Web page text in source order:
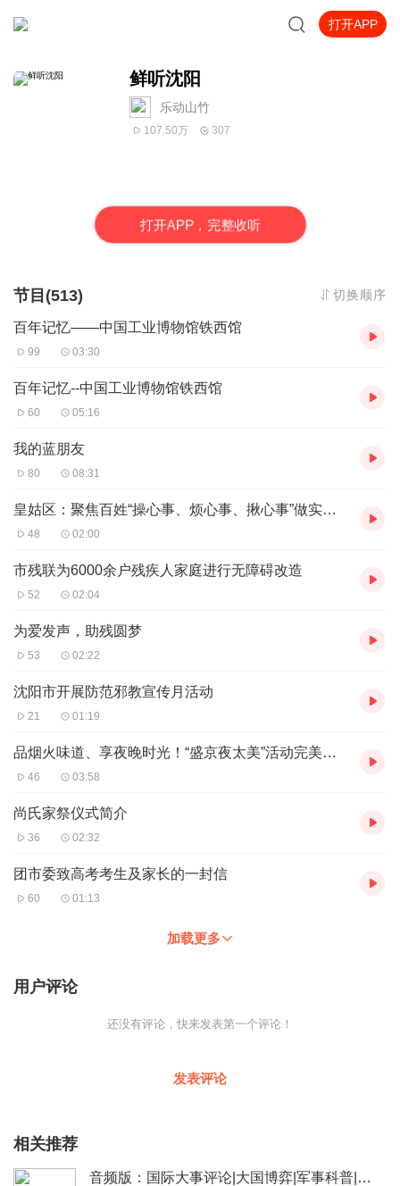
打开APP
鲜听沈阳
乐动山竹
107.50万 307
打开APP，完整收听
节目(513) 切换顺序
百年记忆——中国工业博物馆铁西馆
99 03:30
百年记忆--中国工业博物馆铁西馆
60 05:16
我的蓝朋友
80 08:31
皇姑区：聚焦百姓“操心事、烦心事、揪心事”做实创卫“民生工程”
48 02:00
市残联为6000余户残疾人家庭进行无障碍改造
52 02:04
为爱发声，助残圆梦
53 02:22
沈阳市开展防范邪教宣传月活动
21 01:19
品烟火味道、享夜晚时光！“盛京夜太美”活动完美落幕
46 03:58
尚氏家祭仪式简介
36 02:32
团市委致高考考生及家长的一封信
60 01:13
加载更多
用户评论
还没有评论，快来发表第一个评论！
发表评论
相关推荐
音频版：国际大事评论|大国博弈|军事科普|科技讲解